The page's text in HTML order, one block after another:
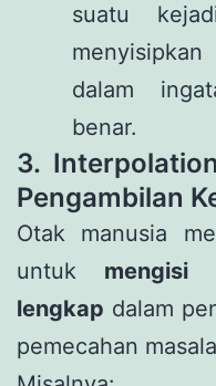
suatu
dalam
benar.
3.
Pengambilan
Otak manusia
untuk mengisi
lengkap dalam
pemecahan